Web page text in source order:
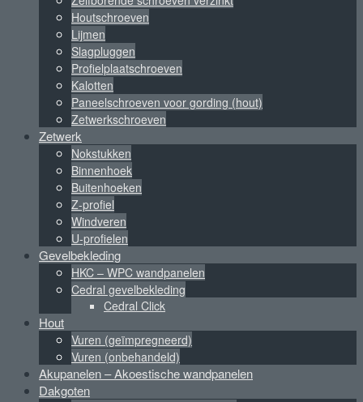
Houtschroeven
Lijmen
Slagpluggen
Profielplaatschroeven
Kalotten
Paneelschroeven voor gording (hout)
Zetwerkschroeven
Zetwerk
Nokstukken
Binnenhoek
Buitenhoeken
Z-profiel
Windveren
U-profielen
Gevelbekleding
HKC – WPC wandpanelen
Cedral gevelbekleding
Cedral Click
Hout
Vuren (geïmpregneerd)
Vuren (onbehandeld)
Akupanelen – Akoestische wandpanelen
Dakgoten